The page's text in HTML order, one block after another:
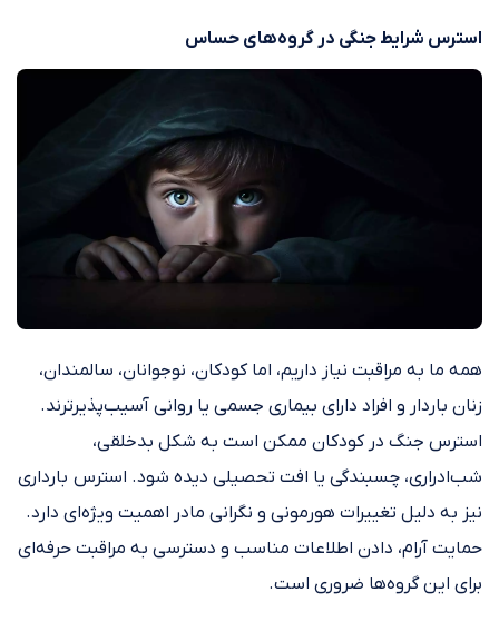
استرس شرایط جنگی در گروه‌های حساس
همه ما به مراقبت نیاز داریم، اما کودکان، نوجوانان، سالمندان،
زنان باردار و افراد دارای بیماری جسمی یا روانی آسیب‌پذیرترند.
استرس جنگ در کودکان ممکن است به شکل بدخلقی،
شب‌ادراری، چسبندگی یا افت تحصیلی دیده شود. استرس بارداری
نیز به دلیل تغییرات هورمونی و نگرانی مادر اهمیت ویژه‌ای دارد.
حمایت آرام، دادن اطلاعات مناسب و دسترسی به مراقبت حرفه‌ای
برای این گروه‌ها ضروری است.